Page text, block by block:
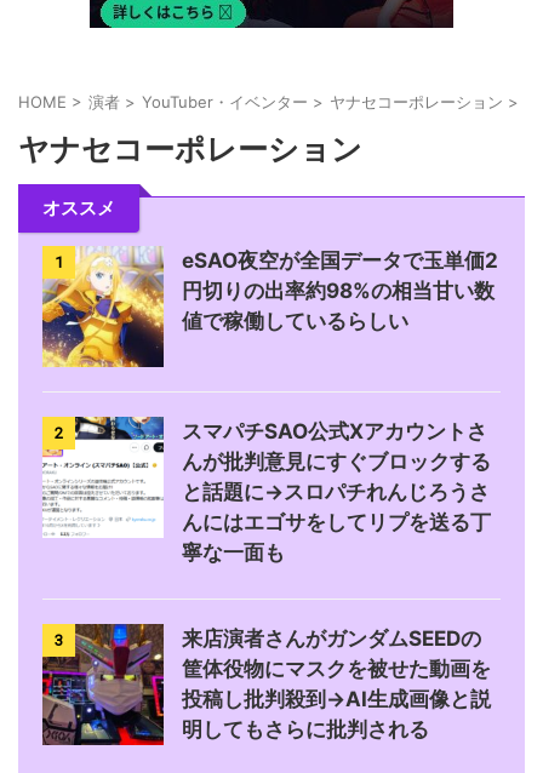
HOME > 演者 > YouTuber・イベンター > ヤナセコーポレーション >
ヤナセコーポレーション
オススメ
1
eSAO夜空が全国データで玉単価2
円切りの出率約98%の相当甘い数
値で稼働しているらしい
2
スマパチSAO公式Xアカウントさ
んが批判意見にすぐブロックする
と話題に→スロパチれんじろうさ
んにはエゴサをしてリプを送る丁
寧な一面も
3
来店演者さんがガンダムSEEDの
筐体役物にマスクを被せた動画を
投稿し批判殺到→AI生成画像と説
明してもさらに批判される